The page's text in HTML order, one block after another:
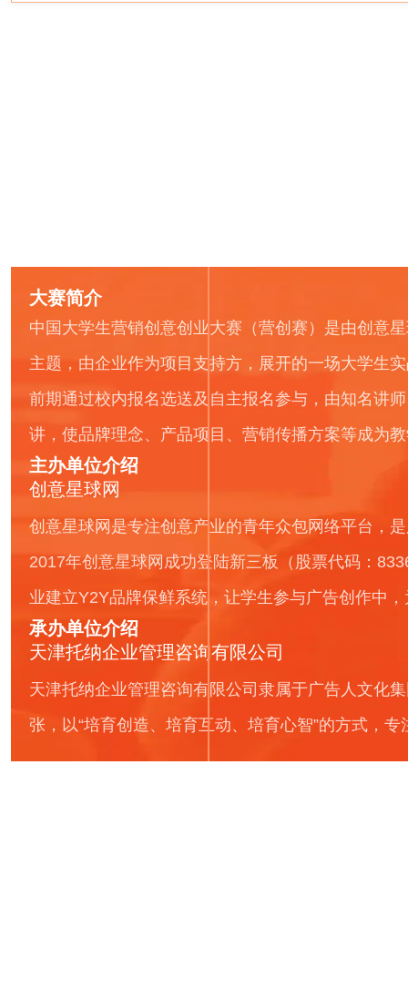
大赛简介
中国大学生营销创意创业大赛（营创赛）是由创意
主题，由企业作为项目支持方，展开的一场大学生
前期通过校内报名选送及自主报名参与，由知名讲
讲，使品牌理念、产品项目、营销传播方案等成为
主办单位介绍
创意星球网
创意星球网是专注创意产业的青年众包网络平台，
2017年创意星球网成功登陆新三板（股票代码：
业建立Y2Y品牌保鲜系统，让学生参与广告创作中
承办单位介绍
天津托纳企业管理咨询有限公司
天津托纳企业管理咨询有限公司隶属于广告人文化
张，以“培育创造、培育互动、培育心智”的方式，